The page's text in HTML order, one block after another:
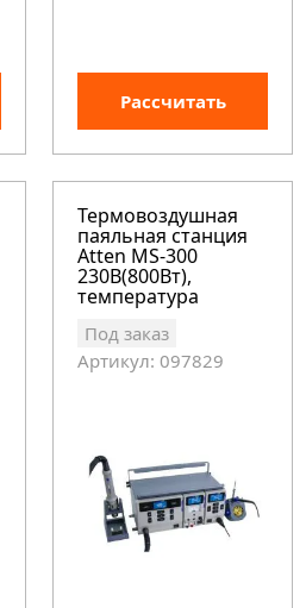
Рассчитать
Термовоздушная
паяльная станция
Atten MS-300
230В(800Вт),
температура
+100С+500С
Под заказ
Артикул: 097829